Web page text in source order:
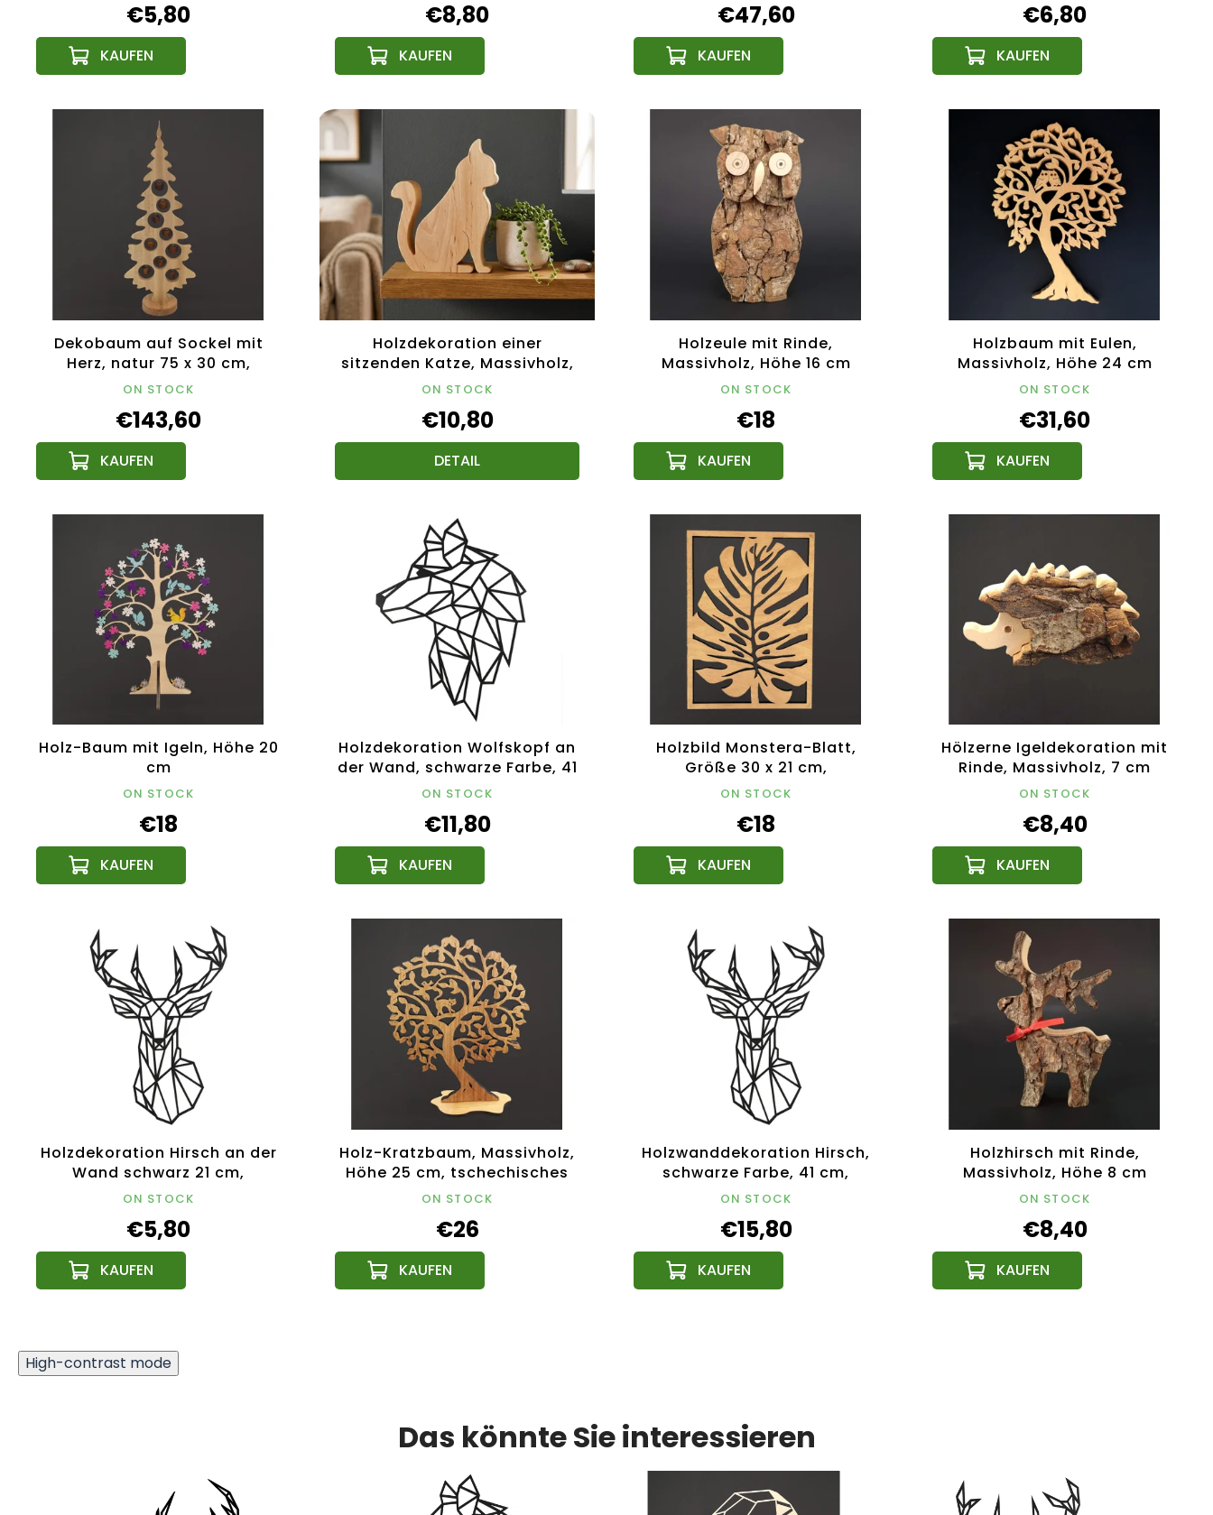
€5,80 €8,80 €47,60 €6,80
Dekobaum auf Sockel mit
Herz, natur 75 x 30 cm,
tschechisches Produkt
ON STOCK
€143,60
Holzdekoration einer
sitzenden Katze, Massivholz,
15x12,5x2,5
ON STOCK
€10,80
DETAIL
Holzeule mit Rinde,
Massivholz, Höhe 16 cm
ON STOCK
€18
Holzbaum mit Eulen,
Massivholz, Höhe 24 cm
ON STOCK
€31,60
Holz-Baum mit Igeln, Höhe 20
cm
ON STOCK
€18
Holzdekoration Wolfskopf an
der Wand, schwarze Farbe, 41
cm, tschechisches Produkt
ON STOCK
€11,80
Holzbild Monstera-Blatt,
Größe 30 x 21 cm,
tschechisches Produkt
ON STOCK
€18
Hölzerne Igeldekoration mit
Rinde, Massivholz, 7 cm
ON STOCK
€8,40
Holzdekoration Hirsch an der
Wand schwarz 21 cm,
tschechisches Produkt
ON STOCK
€5,80
Holz-Kratzbaum, Massivholz,
Höhe 25 cm, tschechisches
Produkt
ON STOCK
€26
Holzwanddekoration Hirsch,
schwarze Farbe, 41 cm,
tschechisches Produkt
ON STOCK
€15,80
Holzhirsch mit Rinde,
Massivholz, Höhe 8 cm
ON STOCK
€8,40
High-contrast mode
Das könnte Sie interessieren